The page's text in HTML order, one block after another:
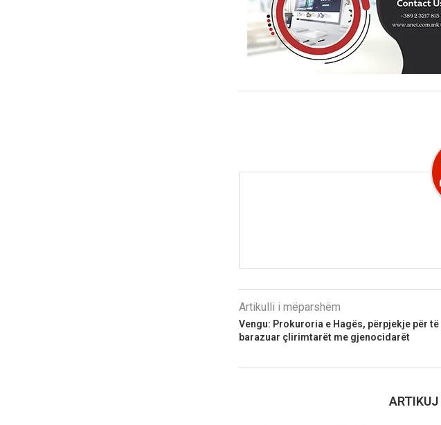
Artikulli i mëparshëm
Vengu: Prokuroria e Hagës, përpjekje për të
barazuar çlirimtarët me gjenocidarët
ARTIKUJ